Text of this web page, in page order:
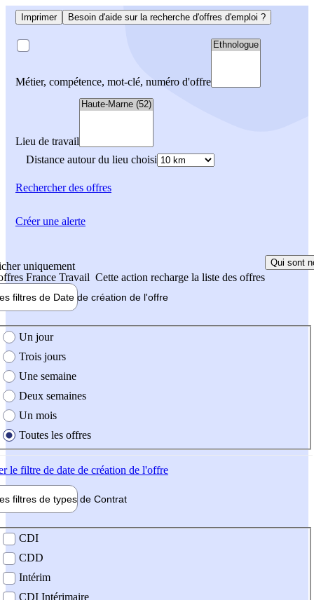
Imprimer Besoin d'aide sur la recherche d'offres d'emploi ?
Métier, compétence, mot-clé, numéro d'offre
Lieu de travail
Distance autour du lieu choisi
Rechercherdes offres
uniquement
France Travail Cette action recharge la liste des offres
Qui sont
filtres de Date de création de l'offre
création de l'offre
Un jour
Trois jours
Une semaine
Deux semaines
Un mois
Toutes les offres
le filtre de date de création de l'offre
filtres de types de Contrat
contrat
CDI
CDD
Intérim
CDI Intérimaire
Créer une alerte